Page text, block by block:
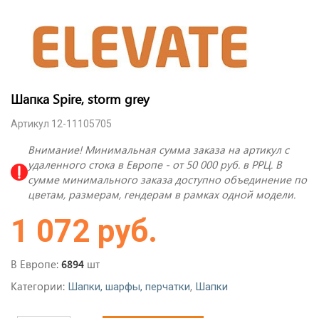
Шапка Spire, storm grey
Артикул 12-11105705
Внимание! Минимальная сумма заказа на артикул с
удаленного стока в Европе - от 50 000 руб. в РРЦ. В
сумме минимального заказа доступно объединение по
цветам, размерам, гендерам в рамках одной модели.
1 072 руб.
В Европе: 6894 шт
Категории: Шапки, шарфы, перчатки, Шапки